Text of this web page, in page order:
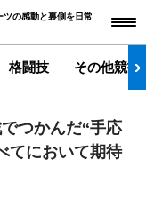
の感動と裏側を日常
格闘技 その他競技
つかんだ“手応
てにおいて期待